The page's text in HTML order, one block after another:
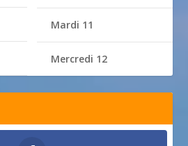
Mardi 11
Mercredi 12